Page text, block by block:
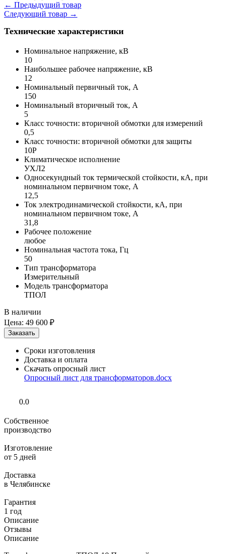
← Предыдущий товар
Следующий товар →
Технические характеристики
Номинальное напряжение, кВ
10
Наибольшее рабочее напряжение, кВ
12
Номинальный первичный ток, А
150
Номинальный вторичный ток, А
5
Класс точности: вторичной обмотки для измерений
0,5
Класс точности: вторичной обмотки для защиты
10P
Климатическое исполнение
УХЛ2
Односекундный ток термической стойкости, кА, при
номинальном первичном токе, А
12,5
Ток электродинамической стойкости, кА, при
номинальном первичном токе, А
31,8
Рабочее положение
любое
Номинальная частота тока, Гц
50
Тип трансформатора
Измерительный
Модель трансформатора
ТПОЛ
В наличии
Цена: 49 600 ₽
Сроки изготовления
Доставка и оплата
Скачать опросный лист
Опросный лист для трансформаторов.docx
0.0
Собственное
производство
Изготовление
от 5 дней
Доставка
в Челябинске
Гарантия
1 год
Описание
Отзывы
Описание